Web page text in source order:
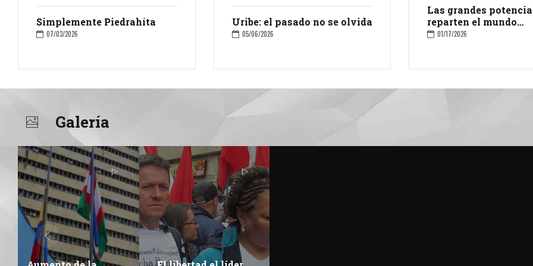
07/03/2026
Simplemente Piedrahíta
05/06/2026
Uribe: el pasado no se olvida
01/17/2026
Las grandes
reparten el mundo
(Análisis)
Galería